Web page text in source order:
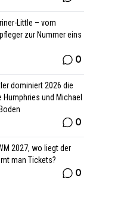
Little – vom
zur Nummer eins
0
dominiert 2026 die
und Michael
0
2027, wo liegt der
man Tickets?
0